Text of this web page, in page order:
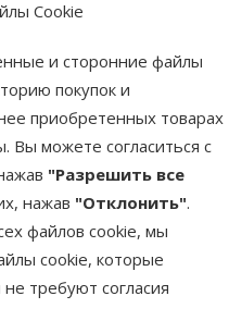
Cookie
и сторонние файлы
покупок и
приобретенных товарах
Вы можете согласиться с
"Разрешить все
нажав "Отклонить".
файлов cookie, мы
cookie, которые
требуют согласия
продукты
идеально
попугаев, таких как
и средних птиц.